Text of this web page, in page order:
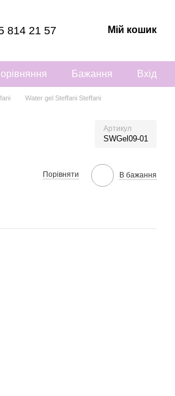
814 21 57 Мій кошик
Бажання Вхід
Water gel Steffani Steffani
Артикул
SWGel09-01
Порівняти В бажання